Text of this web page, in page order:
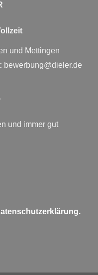
und Mettingen
bewerbung@dieler.de
und immer gut